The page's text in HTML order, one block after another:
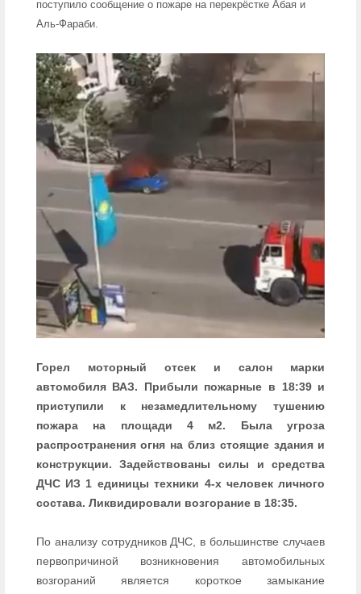
поступило сообщение о пожаре на перекрёстке Абая и
Аль-Фараби.
Горел моторный отсек и салон марки
автомобиля ВАЗ. Прибыли пожарные в 18:39 и
приступили к незамедлительному тушению
пожара на площади 4 м2. Была угроза
распространения огня на близ стоящие здания и
конструкции. Задействованы силы и средства
ДЧС ИЗ 1 единицы техники 4-х человек личного
состава. Ликвидировали возгорание в 18:35.
По анализу сотрудников ДЧС, в большинстве случаев
первопричиной возникновения автомобильных
возгораний является короткое замыкание